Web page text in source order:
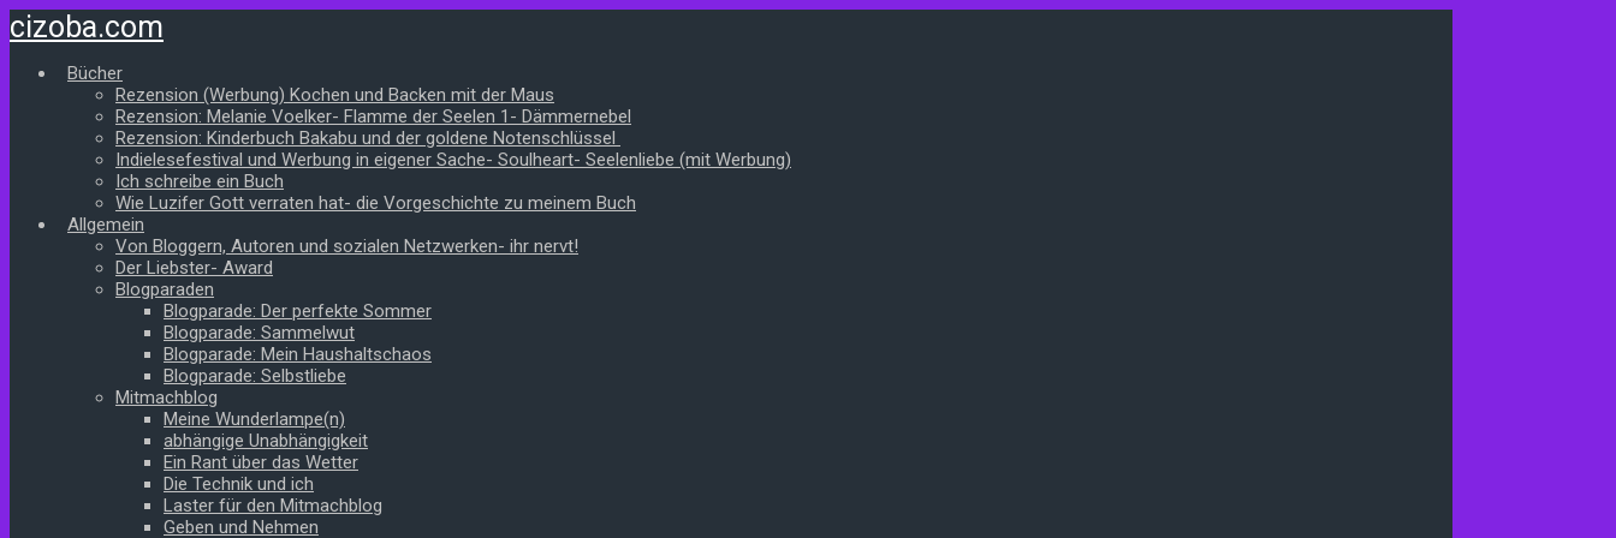
Zum
Hauptinhalt
springen
cizoba.com
Bücher
Rezension (Werbung) Kochen und Backen mit der Maus
Rezension: Melanie Voelker- Flamme der Seelen 1- Dämmernebel
Rezension: Kinderbuch Bakabu und der goldene Notenschlüssel
Indielesefestival und Werbung in eigener Sache- Soulheart- Seelenliebe (mit Werbung)
Ich schreibe ein Buch
Wie Luzifer Gott verraten hat- die Vorgeschichte zu meinem Buch
Allgemein
Von Bloggern, Autoren und sozialen Netzwerken- ihr nervt!
Der Liebster- Award
Blogparaden
Blogparade: Der perfekte Sommer
Blogparade: Sammelwut
Blogparade: Mein Haushaltschaos
Blogparade: Selbstliebe
Mitmachblog
Meine Wunderlampe(n)
abhängige Unabhängigkeit
Ein Rant über das Wetter
Die Technik und ich
Laster für den Mitmachblog
Geben und Nehmen